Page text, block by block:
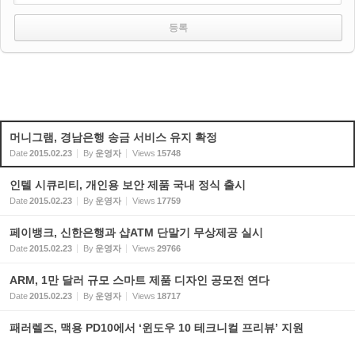
머니그램, 경남은행 송금 서비스 유지 확정
Date2015.02.23 By 운영자 Views 15748
인텔 시큐리티, 개인용 보안 제품 국내 정식 출시
Date2015.02.23 By 운영자 Views 17759
페이뱅크, 신한은행과 샵ATM 단말기 무상제공 실시
Date2015.02.23 By 운영자 Views 29766
ARM, 1만 달러 규모 스마트 제품 디자인 공모전 연다
Date2015.02.23 By 운영자 Views 18717
패러렐즈, 맥용 PD10에서 ‘윈도우 10 테크니컬 프리뷰’ 지원